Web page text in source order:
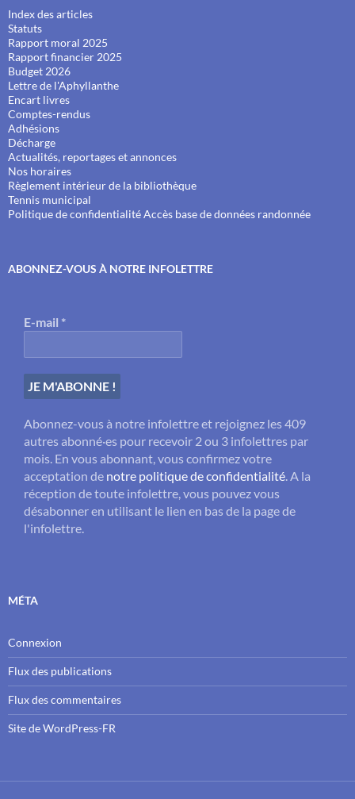
Index des articles
Statuts
Rapport moral 2025
Rapport financier 2025
Budget 2026
Lettre de l'Aphyllanthe
Encart livres
Comptes-rendus
Adhésions
Décharge
Actualités, reportages et annonces
Nos horaires
Règlement intérieur de la bibliothèque
Tennis municipal
Politique de confidentialitéAccès base de données randonnée
ABONNEZ-VOUS À NOTRE INFOLETTRE
E-mail *
Abonnez-vous à notre infolettre et rejoignez les 409
autres abonné·es pour recevoir 2 ou 3 infolettres par
mois. En vous abonnant, vous confirmez votre
acceptation de notre politique de confidentialité . A la
réception de toute infolettre, vous pouvez vous
désabonner en utilisant le lien en bas de la page de
l'infolettre.
MÉTA
Connexion
Flux des publications
Flux des commentaires
Site de WordPress-FR